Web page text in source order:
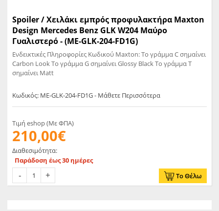
Spoiler / Χειλάκι εμπρός προφυλακτήρα Maxton
Design Mercedes Benz GLK W204 Μαύρο
Γυαλιστερό - (ME-GLK-204-FD1G)
Ενδεικτικές Πληροφορίες Κωδικού Maxton: Το γράμμα C σημαίνει
Carbon Look Το γράμμα G σημαίνει Glossy Black Το γράμμα T
σημαίνει Matt
Κωδικός: ME-GLK-204-FD1G - Μάθετε Περισσότερα
Τιμή eshop (Με ΦΠΑ)
210,00€
Διαθεσιμότητα:
Παράδοση έως 30 ημέρες
Το Θέλω